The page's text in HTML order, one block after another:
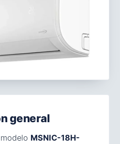
general
MSNIC-18H-